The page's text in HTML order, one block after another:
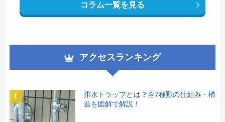
コラム一覧を見る
アクセスランキング
1
排水トラップとは？全7種類の仕組み・構
造を図解で解説！